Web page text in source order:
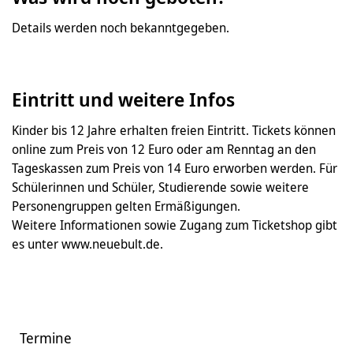
Details werden noch bekanntgegeben.
Eintritt und weitere Infos
Kinder bis 12 Jahre erhalten freien Eintritt. Tickets können
online zum Preis von 12 Euro oder am Renntag an den
Tageskassen zum Preis von 14 Euro erworben werden. Für
Schülerinnen und Schüler, Studierende sowie weitere
Personengruppen gelten Ermäßigungen.
Weitere Informationen sowie Zugang zum Ticketshop gibt
es unter www.neuebult.de.
Termine